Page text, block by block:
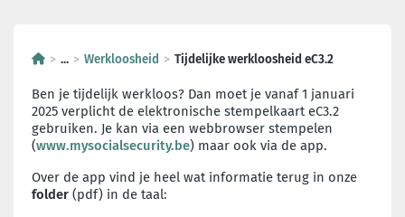
... Werkloosheid Tijdelijke werkloosheid eC3.2
Ben je tijdelijk werkloos? Dan moet je vanaf 1 januari
2025 verplicht de elektronische stempelkaart eC3.2
gebruiken. Je kan via een webbrowser stempelen
(www.mysocialsecurity.be) maar ook via de app.
Over de app vind je heel wat informatie terug in onze
folder (pdf) in de taal: